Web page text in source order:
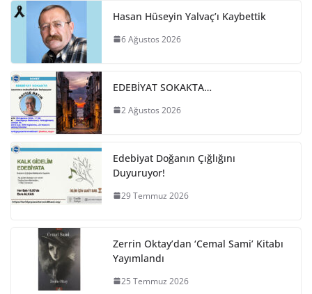
Hasan Hüseyin Yalvaç’ı Kaybettik
6 Ağustos 2026
EDEBİYAT SOKAKTA…
2 Ağustos 2026
Edebiyat Doğanın Çığlığını
Duyuruyor!
29 Temmuz 2026
Zerrin Oktay’dan ‘Cemal Sami’ Kitabı
Yayımlandı
25 Temmuz 2026